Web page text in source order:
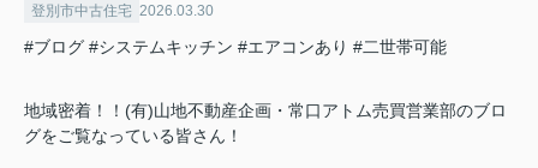
登別市中古住宅 2026.03.30
#ブログ #システムキッチン #エアコンあり #二世帯可能
地域密着！！(有)山地不動産企画・常口アトム売買営業部のブロ
グをご覧なっている皆さん！